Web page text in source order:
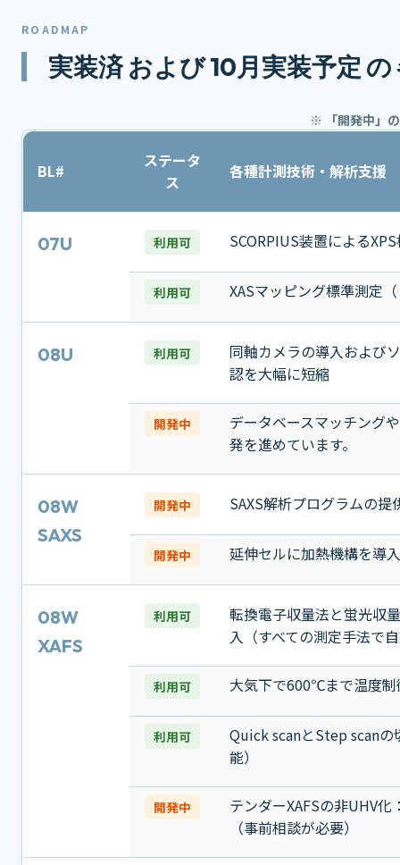
ROADMAP
実装済 および 10月実装予定
※ 「開発中」
BL#
ステータ
ス
各種計測技術・解析支援
07U 利用可 SCORPIUS装置による
利用可 XASマッピング標準測定
08U 利用可
同軸カメラの導入および
認を大幅に短縮
開発中
データベースマッチング
発を進めています。
08W
SAXS
開発中 SAXS解析プログラムの提
開発中 延伸セルに加熱機構を導
08W
XAFS
利用可
転換電子収量法と蛍光収
入（すべての測定手法で
利用可 大気下で600℃まで温度
利用可
Quick scanとStep scan
能）
開発中
テンダーXAFSの非UHV
（事前相談が必要）